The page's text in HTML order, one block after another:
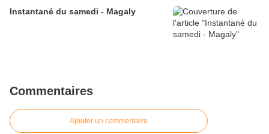
Instantané du samedi - Magaly
Commentaires
Ajouter un commentaire